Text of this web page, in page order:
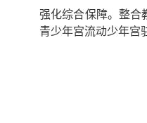
强化综合保障。整合
青少年宫流动少年宫